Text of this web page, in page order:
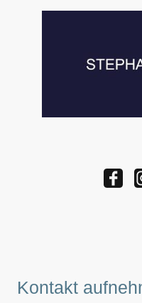
Kontakt